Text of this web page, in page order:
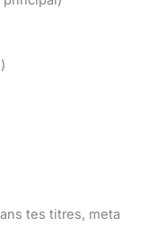
tes titres, meta